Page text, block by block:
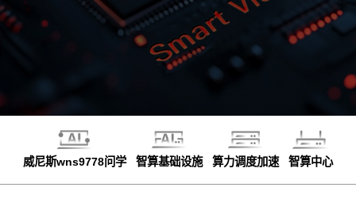
威尼斯wns9778问学 智算基础设施 算力调度加速 智算中心